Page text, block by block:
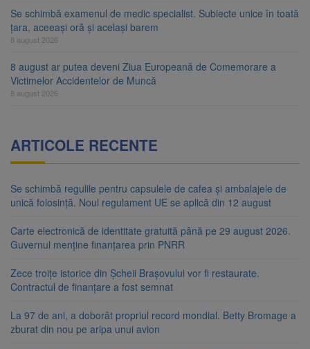
Se schimbă examenul de medic specialist. Subiecte unice în toată
țara, aceeași oră și același barem
8 august 2026
8 august ar putea deveni Ziua Europeană de Comemorare a
Victimelor Accidentelor de Muncă
8 august 2026
ARTICOLE RECENTE
Se schimbă regulile pentru capsulele de cafea și ambalajele de
unică folosință. Noul regulament UE se aplică din 12 august
Carte electronică de identitate gratuită până pe 29 august 2026.
Guvernul menține finanțarea prin PNRR
Zece troițe istorice din Șcheii Brașovului vor fi restaurate.
Contractul de finanțare a fost semnat
La 97 de ani, a doborât propriul record mondial. Betty Bromage a
zburat din nou pe aripa unui avion